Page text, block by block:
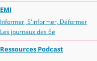
EMI
Informer, S'informer, Déformer
Les journaux des 6e
Ressources Podcast